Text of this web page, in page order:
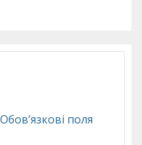
Обов’язкові поля